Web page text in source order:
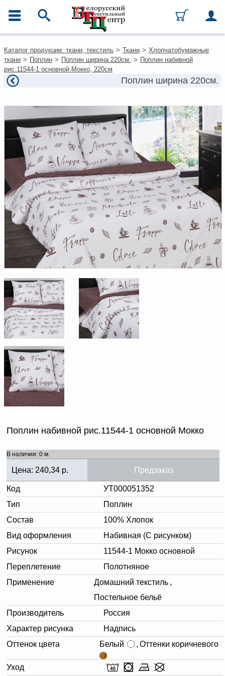
Каталог
Ткани
Домашний текстиль
Одежда
Текстиль для ресторанов и
Текстильная галантерея и
фурнитура
Условия работы
Оплата и доставка
Как оформить заказ
Вакансии
Как нас найти
Написать нам
Доверенность на
получение груза
Документы по работе с
персональными данными
Письмо руководителю
Вопросы и ответы
Новости | Статьи
Каталог продукции: ткани, текстиль > Ткани > Хлопчатобумажные
ткани > Поплин > Поплин ширина 220см. > Поплин набивной
рис.11544-1 основной Мокко, 220см
Поплин ширина 220см.
Поплин набивной рис.11544-1 основной Мокко
В наличии: 0 м.
Цена: 240,34 р. Предзаказ
Код
УТ000051352
Тип
Поплин
Состав
100% Хлопок
Вид оформления
Набивная (С рисунком)
Рисунок
11544-1 Мокко основной
Переплетение
Полотняное
Применение
Домашний текстиль ,
Постельное бельё
Производитель
Россия
Характер рисунка
Надпись
Оттенок цвета
Белый , Оттенки коричневого
Уход